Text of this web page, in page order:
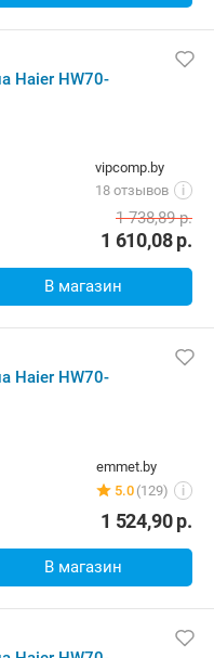
Haier HW70-
vipcomp.by
18 отзывов
i
1 610,08р.
1 738,89р.
В магазин
Haier HW70-
emmet.by
5.0 (129) i
1 524,90р.
В магазин